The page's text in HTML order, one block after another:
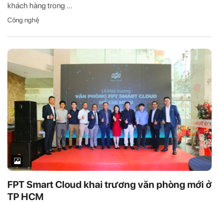
khách hàng trong ...
Công nghệ
FPT Smart Cloud khai trương văn phòng mới ở
TP HCM